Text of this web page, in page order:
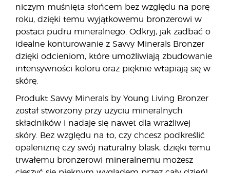
niczym muśnięta słońcem bez względu na porę
roku, dzięki temu wyjątkowemu bronzerowi w
postaci pudru mineralnego. Odkryj, jak zadbać o
idealne konturowanie z Savvy Minerals Bronzer
dzięki odcieniom, które umożliwiają zbudowanie
intensywności koloru oraz pięknie wtapiają się w
skórę.
Produkt Savvy Minerals by Young Living Bronzer
został stworzony przy użyciu mineralnych
składników i nadaje się nawet dla wrażliwej
skóry. Bez względu na to, czy chcesz podkreślić
opaleniznę czy swój naturalny blask, dzięki temu
trwałemu bronzerowi mineralnemu możesz